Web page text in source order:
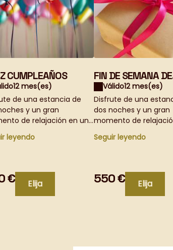
CUMPLEAÑOS
12 mes(es)
de una estancia de
y un gran
de relajación en una
Descubra el
du-Pape
de una degustación
vinos locales. Válido
leyendo
€ Elija
FIN DE SEMANA DE
RELAJACIÓN
Válido12 mes(es)
Disfrute de una
dos noches y un gran
momento de
Provence. Descubra el
Châteauneuf-du-Pape
seguido de una
de tres vinos locales.
Seguir leyendo
550 € Elija